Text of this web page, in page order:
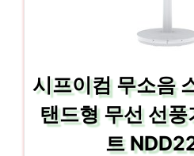
시프이컴 무소음
탠드형 무선 선
트